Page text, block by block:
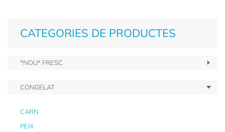
CATEGORIES DE PRODUCTES
*NOU* FRESC
CONGELAT
CARN
PEIX